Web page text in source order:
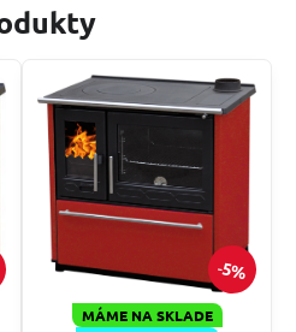
5%
MÁME NA SKLADE